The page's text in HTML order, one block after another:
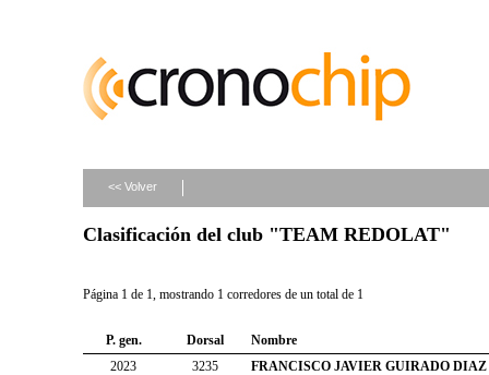
<< Volver
Clasificación del club "TEAM REDOLAT"
Página 1 de 1, mostrando 1 corredores de un total de 1
P. gen. Dorsal
Nombre
2023
3235
FRANCISCO JAVIER GUIRADO DIAZ